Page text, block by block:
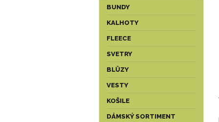
BUNDY
KALHOTY
FLEECE
SVETRY
BLŮZY
VESTY
KOŠILE
DÁMSKÝ SORTIMENT